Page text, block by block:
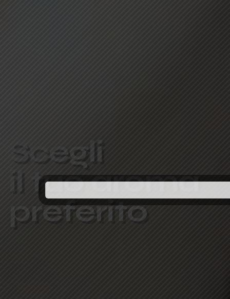
Scegli
il tuoaroma
preferito